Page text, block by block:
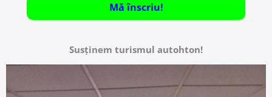
Mă înscriu!
Susținem turismul autohton!